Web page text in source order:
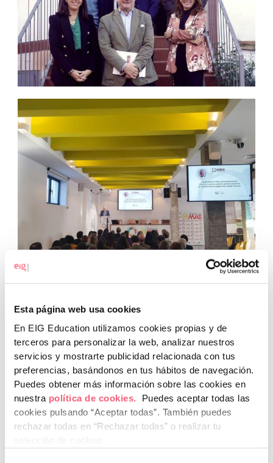
Esta página web usa cookies
En EIG Education utilizamos cookies propias y de
terceros para personalizar la web, analizar nuestros
servicios y mostrarte publicidad relacionada con tus
preferencias, basándonos en tus hábitos de navegación.
Puedes obtener más información sobre las cookies en
nuestra política de cookies.
Puedes aceptar todas las
cookies pulsando “Aceptar todas”. También puedes
rechazar todas en “Rechazar todas” o realizar tu
novedades de EIG Education.[Pincha aquí
COMPARTIR NOTICIA
LinkedIn Facebook WhatsApp